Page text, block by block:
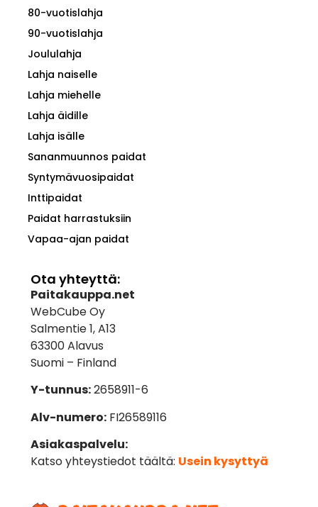
80-vuotislahja
90-vuotislahja
Joululahja
Lahja naiselle
Lahja miehelle
Lahja äidille
Lahja isälle
Sananmuunnos paidat
Syntymävuosipaidat
Inttipaidat
Paidat harrastuksiin
Vapaa-ajan paidat
Ota yhteyttä:
Paitakauppa.net
WebCube Oy
Salmentie 1, A13
63300 Alavus
Suomi – Finland
Y-tunnus:2658911-6
Alv-numero:FI26589116
Asiakaspalvelu:
Katso yhteystiedot täältä: Usein kysyttyä